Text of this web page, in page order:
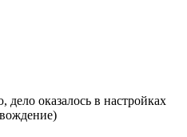
оказалось в настройках